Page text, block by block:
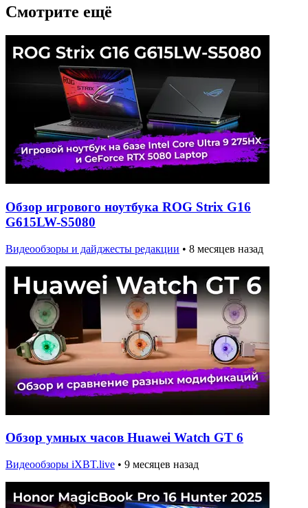
Смотрите ещё
Обзор игрового ноутбука ROG Strix G16
G615LW-S5080
Видеообзоры и дайджесты редакции • 8 месяцев назад
Обзор умных часов Huawei Watch GT 6
Видеообзоры iXBT.live • 9 месяцев назад